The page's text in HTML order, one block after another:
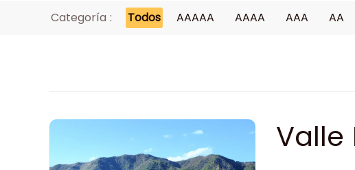
Categoría : Todos AAAAA AAAA AAA AA
Valle